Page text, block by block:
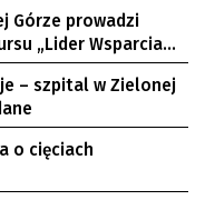
Górze prowadzi
„Lider Wsparcia
– szpital w Zielonej
o cięciach